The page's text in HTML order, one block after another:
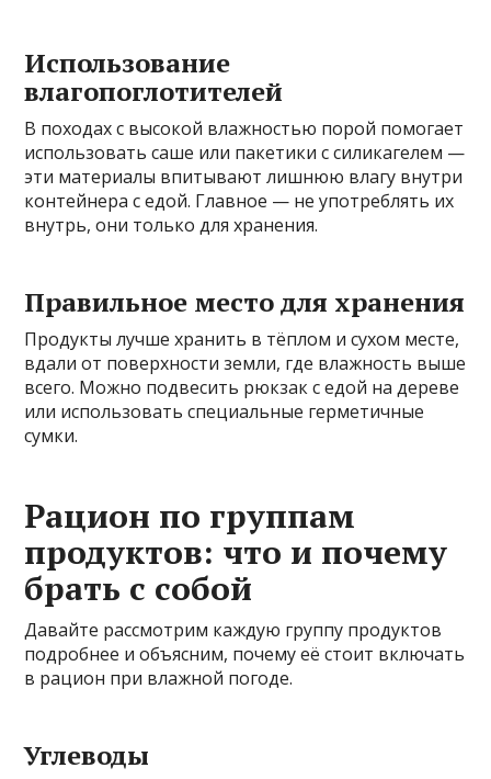
Использование
влагопоглотителей
В походах с высокой влажностью порой помогает
использовать саше или пакетики с силикагелем —
эти материалы впитывают лишнюю влагу внутри
контейнера с едой. Главное — не употреблять их
внутрь, они только для хранения.
Правильное место для хранения
Продукты лучше хранить в тёплом и сухом месте,
вдали от поверхности земли, где влажность выше
всего. Можно подвесить рюкзак с едой на дереве
или использовать специальные герметичные
сумки.
Рацион по группам
продуктов: что и почему
брать с собой
Давайте рассмотрим каждую группу продуктов
подробнее и объясним, почему её стоит включать
в рацион при влажной погоде.
Углеводы